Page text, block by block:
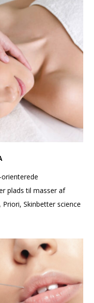
plads til masser af
Skinbetter science